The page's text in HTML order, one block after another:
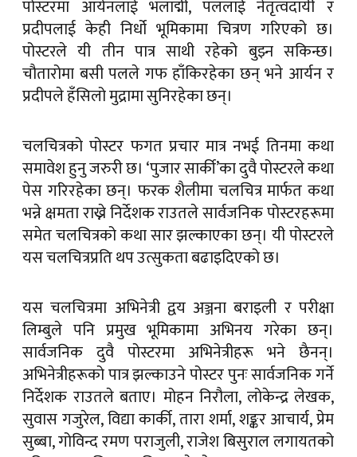
पोस्टरमा आर्यनलाई भलाद्मी, पललाई नेतृत्वदायी र
प्रदीपलाई केही निर्धो भूमिकामा चित्रण गरिएको छ।
पोस्टरले यी तीन पात्र साथी रहेको बुझ्न सकिन्छ।
चौतारोमा बसी पलले गफ हाँकिरहेका छन् भने आर्यन र
प्रदीपले हँसिलो मुद्रामा सुनिरहेका छन्।
चलचित्रको पोस्टर फगत प्रचार मात्र नभई तिनमा कथा
समावेश हुनु जरुरी छ। ‘पुजार सार्की’का दुवै पोस्टरले कथा
पेस गरिरहेका छन्। फरक शैलीमा चलचित्र मार्फत कथा
भन्ने क्षमता राख्ने निर्देशक राउतले सार्वजनिक पोस्टरहरूमा
समेत चलचित्रको कथा सार झल्काएका छन्। यी पोस्टरले
यस चलचित्रप्रति थप उत्सुकता बढाइदिएको छ।
यस चलचित्रमा अभिनेत्री द्वय अञ्जना बराइली र परीक्षा
लिम्बुले पनि प्रमुख भूमिकामा अभिनय गरेका छन्।
सार्वजनिक दुवै पोस्टरमा अभिनेत्रीहरू भने छैनन्।
अभिनेत्रीहरूको पात्र झल्काउने पोस्टर पुनः सार्वजनिक गर्ने
निर्देशक राउतले बताए। मोहन निरौला, लोकेन्द्र लेखक,
सुवास गजुरेल, विद्या कार्की, तारा शर्मा, शङ्कर आचार्य, प्रेम
सुब्बा, गोविन्द रमण पराजुली, राजेश बिसुराल लगायतको